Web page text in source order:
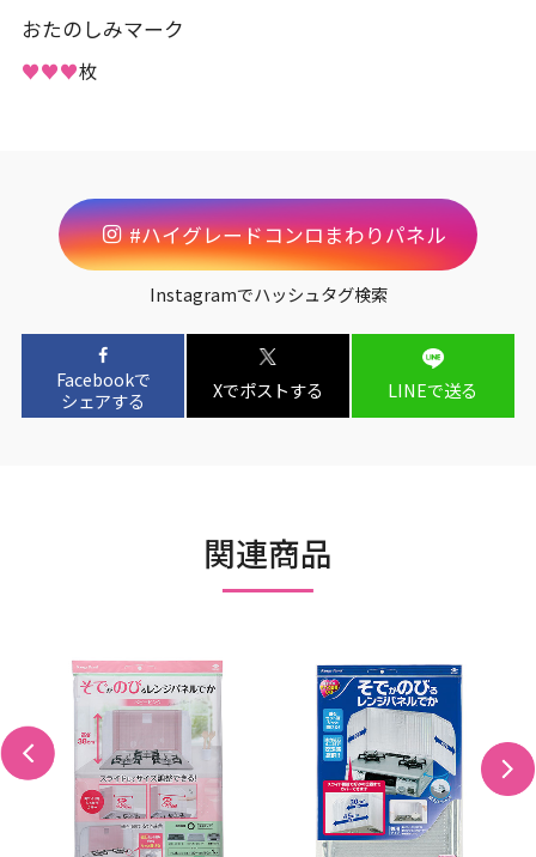
おたのしみマーク
♥♥♥枚
#ハイグレードコンロまわりパネル
Instagramでハッシュタグ検索
Facebookで
シェアする
Xでポストする LINEで送る
関連商品